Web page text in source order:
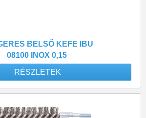
BELSŐ KEFE IBU
08100 INOX 0,15
RÉSZLETEK